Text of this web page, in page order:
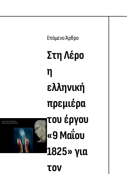
Επόμενο Άρθρο
Στη Λέρο
η
ελληνική
πρεμιέρα
του έργου
«9 Μαΐου
1825» για
τον